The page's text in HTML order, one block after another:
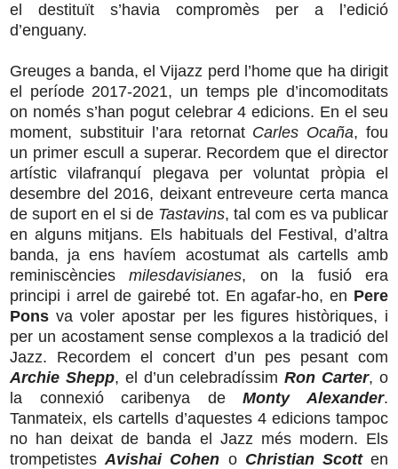
el destituït s’havia compromès per a l’edició
d’enguany.
Greuges a banda, el Vijazz perd l’home que ha dirigit
el període 2017-2021, un temps ple d’incomoditats
on només s’han pogut celebrar 4 edicions. En el seu
moment, substituir l’ara retornat Carles Ocaña, fou
un primer escull a superar. Recordem que el director
artístic vilafranquí plegava per voluntat pròpia el
desembre del 2016, deixant entreveure certa manca
de suport en el si de Tastavins, tal com es va publicar
en alguns mitjans. Els habituals del Festival, d’altra
banda, ja ens havíem acostumat als cartells amb
reminiscènciesmilesdavisianes, on la fusió era
principi i arrel de gairebé tot. En agafar-ho, en Pere
Pons va voler apostar per les figures històriques, i
per un acostament sense complexos a la tradició del
Jazz. Recordem el concert d’un pes pesant com
Archie Shepp, el d’un celebradíssimRon Carter, o
la connexió caribenya deMonty Alexander.
Tanmateix, els cartells d’aquestes 4 edicions tampoc
no han deixat de banda el Jazz més modern. Els
trompetistesAvishai Cohen o Christian Scotten